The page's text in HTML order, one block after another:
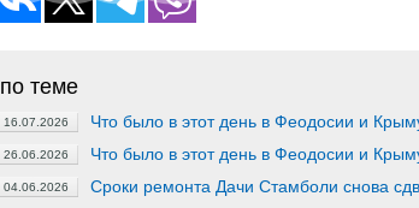
теме
16.07.2026 Что было в этот день в Феодосии и
26.06.2026 Что было в этот день в Феодосии и
04.06.2026 Сроки ремонта Дачи Стамболи снова